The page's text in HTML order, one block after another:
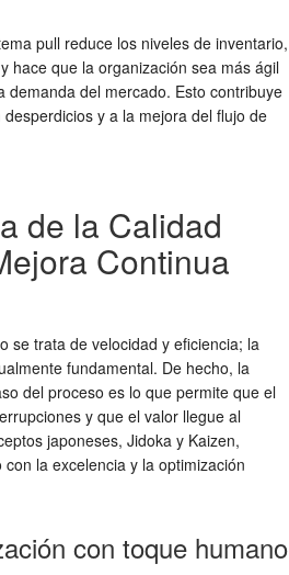
pull reduce los niveles de inventario,
hace que la organización sea más ágil
demanda del mercado. Esto contribuye
y a la mejora del flujo de
de la Calidad
Continua
se trata de velocidad y eficiencia; la
fundamental. De hecho, la
del proceso es lo que permite que el
y que el valor llegue al
japoneses, Jidoka y Kaizen,
la excelencia y la optimización
con toque humano